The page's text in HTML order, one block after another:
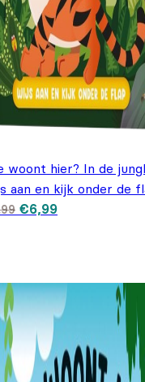
woont hier? In de
aan en kijk onder de
Oorspronkelijke
€6,99Huidige prijs